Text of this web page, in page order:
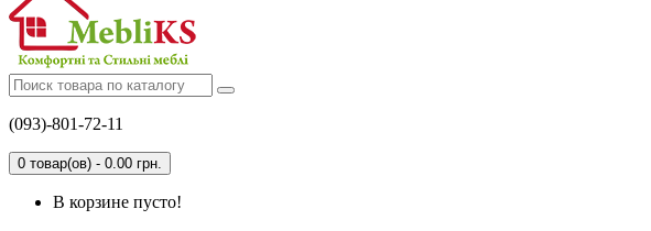
(093)-801-72-11
0 товар(ов) - 0.00 грн.
В корзине пусто!